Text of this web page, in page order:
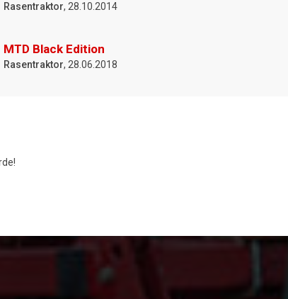
Rasentraktor, 28.10.2014
MTD Black Edition
Rasentraktor, 28.06.2018